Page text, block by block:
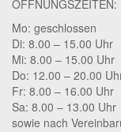
ÖFFNUNGSZEITEN:
Mo: geschlossen
Di: 8.00 – 15.00 Uhr
Mi: 8.00 – 15.00 Uhr
Do: 12.00 – 20.00
Fr: 8.00 – 16.00 Uhr
Sa: 8.00 – 13.00 Uhr
sowie nach